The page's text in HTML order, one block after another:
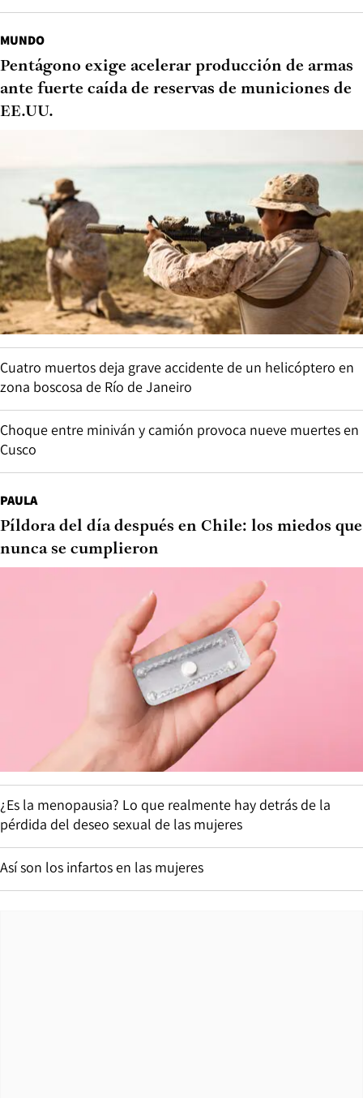
MUNDO
Pentágono exige acelerar producción de armas
ante fuerte caída de reservas de municiones de
EE.UU.
Cuatro muertos deja grave accidente de un helicóptero en
zona boscosa de Río de Janeiro
Choque entre miniván y camión provoca nueve muertes en
Cusco
PAULA
Píldora del día después en Chile: los miedos que
nunca se cumplieron
¿Es la menopausia? Lo que realmente hay detrás de la
pérdida del deseo sexual de las mujeres
Así son los infartos en las mujeres